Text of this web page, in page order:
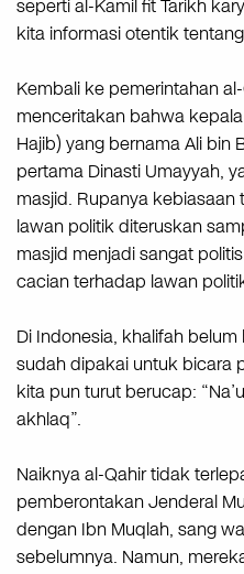
seperti al-Kamil fit Tarikh
kita informasi otentik
Kembali ke pemerintahan
menceritakan bahwa
Hajib) yang bernama Ali bin
pertama Dinasti Umayyah,
masjid. Rupanya
lawan politik diteruskan
masjid menjadi sangat
cacian terhadap lawan
Di Indonesia, khalifah
sudah dipakai untuk bicara
kita pun turut berucap:
akhlaq”.
Naiknya al-Qahir tidak
pemberontakan Jenderal
dengan Ibn Muqlah, sang
sebelumnya. Namun,